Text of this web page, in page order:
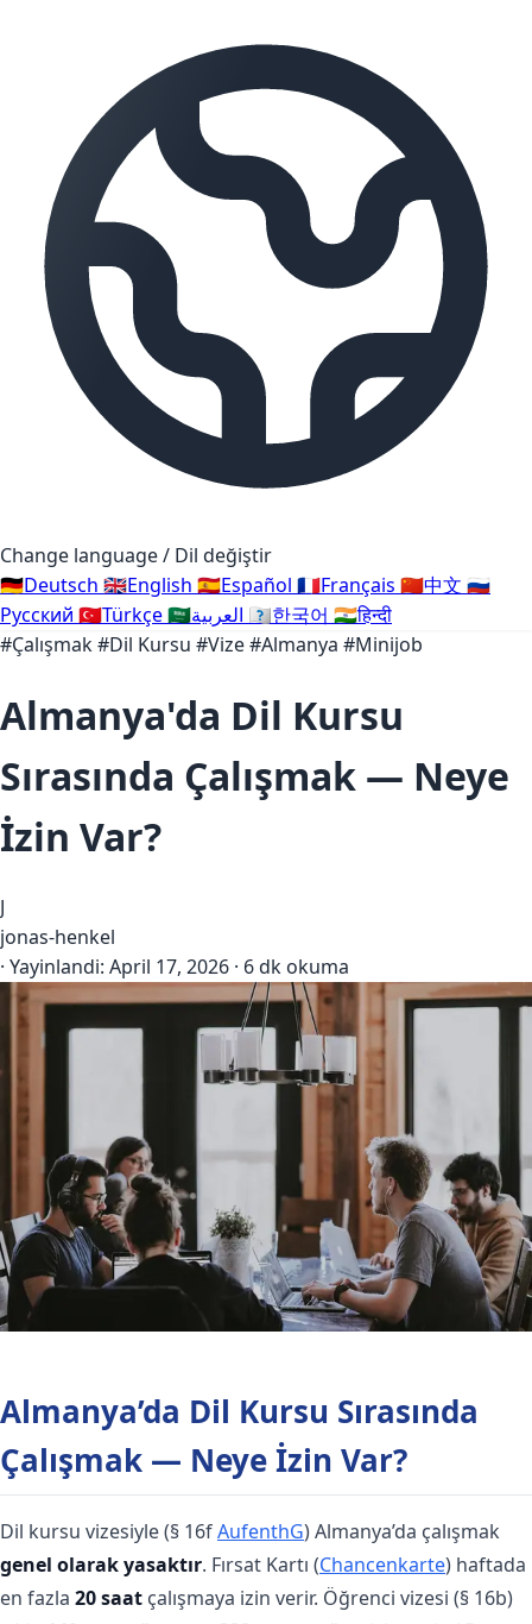
Change language / Dil değiştir
🇩🇪Deutsch 🇬🇧English 🇪🇸Español 🇫🇷Français 🇨🇳中文 🇷🇺
Русский 🇹🇷Türkçe🇸🇦 🇰🇷한국어 🇮🇳हिन्दी
#Çalışmak#Dil Kursu #Vize#Almanya #Minijob
Almanya'da Dil Kursu
Sırasında Çalışmak — Neye
İzin Var?
J
jonas-henkel
· Yayinlandi: April 17, 2026 · 6 dk okuma
Almanya’da Dil Kursu Sırasında
Çalışmak — Neye İzin Var?
Dil kursu vizesiyle (§ 16fAufenthG) Almanya’da çalışmak
genel olarak yasaktır. Fırsat Kartı (Chancenkarte) haftada
en fazla 20 saat çalışmaya izin verir. Öğrenci vizesi (§ 16b)